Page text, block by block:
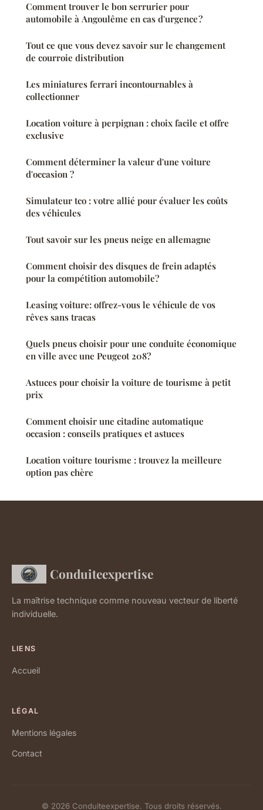
Comment trouver le bon serrurier pour
automobile à Angoulême en cas d'urgence ?
Tout ce que vous devez savoir sur le changement
de courroie distribution
Les miniatures ferrari incontournables à
collectionner
Location voiture à perpignan : choix facile et offre
exclusive
Comment déterminer la valeur d'une voiture
d'occasion ?
Simulateur tco : votre allié pour évaluer les coûts
des véhicules
Tout savoir sur les pneus neige en allemagne
Comment choisir des disques de frein adaptés
pour la compétition automobile?
Leasing voiture: offrez-vous le véhicule de vos
rêves sans tracas
Quels pneus choisir pour une conduite économique
en ville avec une Peugeot 208?
Astuces pour choisir la voiture de tourisme à petit
prix
Comment choisir une citadine automatique
occasion : conseils pratiques et astuces
Location voiture tourisme : trouvez la meilleure
option pas chère
Conduiteexpertise
La maîtrise technique comme nouveau vecteur de liberté
individuelle.
LIENS
Accueil
LÉGAL
Mentions légales
Contact
© 2026 Conduiteexpertise. Tous droits réservés.